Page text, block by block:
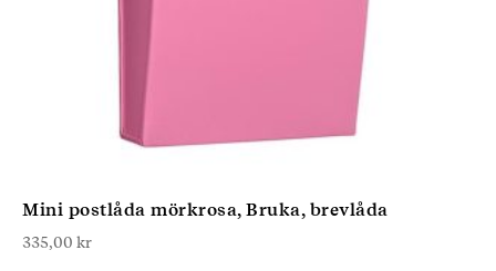
Mini postlåda mörkrosa, Bruka, brevlåda
335,00 kr